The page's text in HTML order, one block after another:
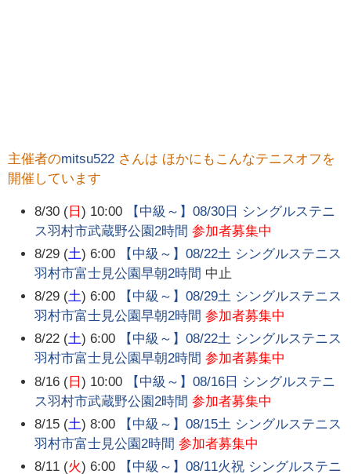
主催者のmitsu522 さんは ほかにもこんなテニスオフを
開催しています
8/30 ( 日) 10:00
【中級～】08/30日 シングルステニ
ス羽村市武蔵野公園2時間 参加者募集中
8/29 (土) 6:00
【中級～】08/22土 シングルステニス
羽村市富士見公園早朝2時間 中止
8/29 (土) 6:00
【中級～】08/29土 シングルステニス
羽村市富士見公園早朝2時間 参加者募集中
8/22 (土) 6:00
【中級～】08/22土 シングルステニス
羽村市富士見公園早朝2時間 参加者募集中
8/16 ( 日) 10:00
【中級～】08/16日 シングルステニ
ス羽村市武蔵野公園2時間 参加者募集中
8/15 (土) 8:00
【中級～】08/15土 シングルステニス
羽村市富士見公園2時間 参加者募集中
8/11 (火) 6:00
【中級～】08/11火祝 シングルステニ